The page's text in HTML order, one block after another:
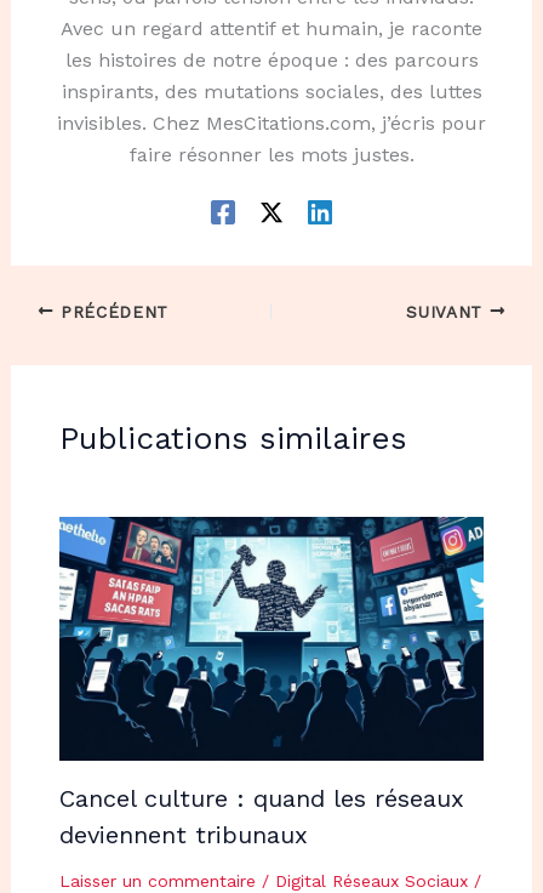
Avec un regard attentif et humain, je raconte
les histoires de notre époque : des parcours
inspirants, des mutations sociales, des luttes
invisibles. Chez MesCitations.com, j’écris pour
faire résonner les mots justes.
PRÉCÉDENT SUIVANT
Publications similaires
Cancel culture : quand les réseaux
deviennent tribunaux
Laisser un commentaire / Digital Réseaux Sociaux/